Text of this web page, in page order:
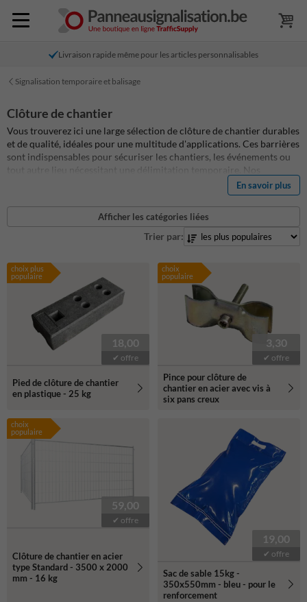
Livraison rapide même pour les articles personnalisables
Signalisation temporaire et balisage
Clôture de chantier
Vous trouverez ici une large sélection de clôture de chantier durables
et de qualité, idéales pour une multitude d'applications. Ces barrières
sont indispensables pour sécuriser les chantiers, les événements ou
tout autre lieu nécessitant une délimitation temporaire. Nos
barrières de chantier sont conçues pour être solides et résistantes
aux intempéries, et offrent une sécurité et un cloisonnement fiables.
Découvrez notre gamme ci-dessous et choisissez les barrières de
chantier qui conviennent le mieux à votre situation.
En savoir plus
Afficher les catégories liées
Trier par:
choix plus
populaire
18,00
✔ offre
Pied de clôture de chantier
en plastique - 25 kg
choix
populaire
3,30
✔ offre
Pince pour clôture de
chantier en acier avec vis à
six pans creux
choix
populaire
59,00
✔ offre
Clôture de chantier en acier
type Standard - 3500 x 2000
mm - 16 kg
19,00
✔ offre
Sac de sable 15kg -
350x550mm - bleu - pour le
renforcement